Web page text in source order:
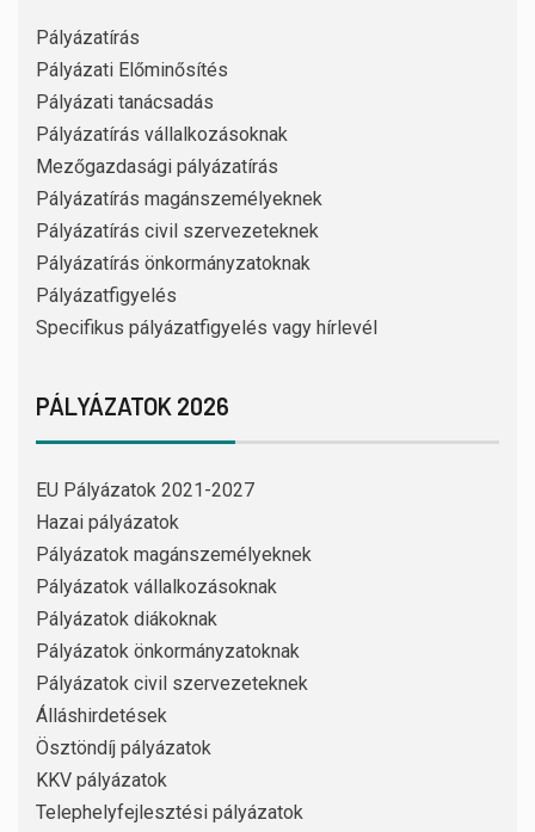
Pályázatírás
Pályázati Előminősítés
Pályázati tanácsadás
Pályázatírás vállalkozásoknak
Mezőgazdasági pályázatírás
Pályázatírás magánszemélyeknek
Pályázatírás civil szervezeteknek
Pályázatírás önkormányzatoknak
Pályázatfigyelés
Specifikus pályázatfigyelés vagy hírlevél
PÁLYÁZATOK 2026
EU Pályázatok 2021-2027
Hazai pályázatok
Pályázatok magánszemélyeknek
Pályázatok vállalkozásoknak
Pályázatok diákoknak
Pályázatok önkormányzatoknak
Pályázatok civil szervezeteknek
Álláshirdetések
Ösztöndíj pályázatok
KKV pályázatok
Telephelyfejlesztési pályázatok